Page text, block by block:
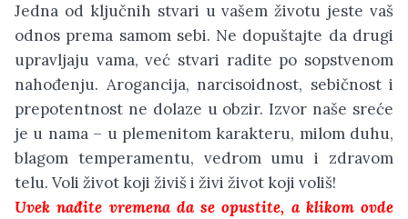
Jedna od ključnih stvari u vašem životu jeste vaš
odnos prema samom sebi. Ne dopuštajte da drugi
upravljaju vama, već stvari radite po sopstvenom
nahođenju. Arogancija, narcisoidnost, sebičnost i
prepotentnost ne dolaze u obzir. Izvor naše sreće
je u nama – u plemenitom karakteru, milom duhu,
blagom temperamentu, vedrom umu i zdravom
telu. Voli život koji živiš i živi život koji voliš!
Uvek nađite vremena da se opustite, a klikom ovde